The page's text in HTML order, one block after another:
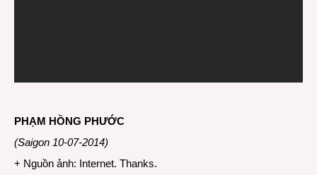
PHẠM HỒNG PHƯỚC
(Saigon 10-07-2014)
+ Nguồn ảnh: Internet. Thanks.